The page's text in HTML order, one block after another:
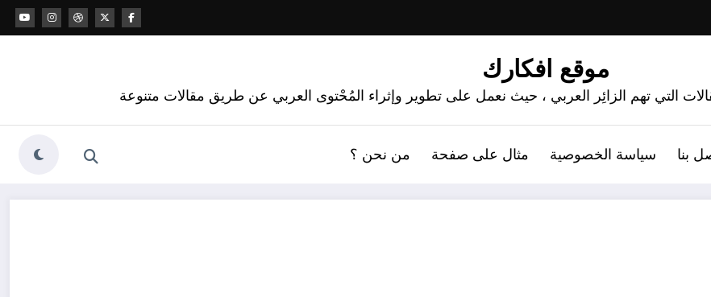
موقع افكارك
التي تهم الزائِر العربي ، حيث نعمل على تطوير وإثراء المُحْتوى العربي عن طريق مقالات متنوعة
بنا سياسة الخصوصية مثال على صفحة من نحن ؟